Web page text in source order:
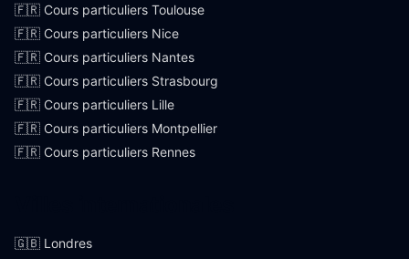
🇫🇷 Cours particuliers Toulouse
🇫🇷 Cours particuliers Nice
🇫🇷 Cours particuliers Nantes
🇫🇷 Cours particuliers Strasbourg
🇫🇷 Cours particuliers Lille
🇫🇷 Cours particuliers Montpellier
🇫🇷 Cours particuliers Rennes
🇬🇧 Londres